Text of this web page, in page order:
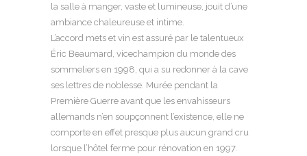
la salle à manger, vaste et lumineuse, jouit d’une
ambiance chaleureuse et intime.
L’accord mets et vin est assuré par le talentueux
Éric Beaumard, vicechampion du monde des
sommeliers en 1998, qui a su redonner à la cave
ses lettres de noblesse. Murée pendant la
Première Guerre avant que les envahisseurs
allemands n’en soupçonnent l’existence, elle ne
comporte en effet presque plus aucun grand cru
lorsque l’hôtel ferme pour rénovation en 1997.